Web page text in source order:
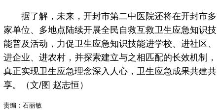
据了解，未来，开封市第二中医院还将在开封市多
家单位、多地点陆续开展全民自救互救卫生应急知识技
能普及活动，力促卫生应急知识技能进学校、进社区、
进企业、进农村，并探索建立与之相匹配的长效机制，
真正实现卫生应急理念深入人心，卫生应急成果共建共
享。（文/图 赵志恒）
责编：石丽敏